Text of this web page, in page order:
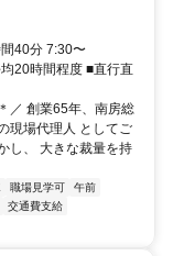
40分 7:30〜
20時間程度 ■直行直
創業65年、南房総
現場代理人 としてご
し、 大きな裁量を持
職場見学可
午前
交通費支給